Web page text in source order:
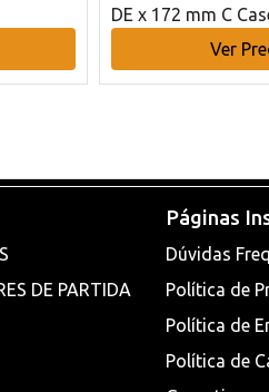
DE x 172 mm C
Ver
DE PARTIDA
Páginas
Dúvidas
Política de
Política de
Política de